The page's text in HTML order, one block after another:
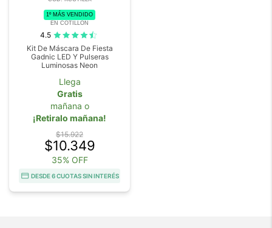
1º MÁS VENDIDO
EN COTILLON
4.5
Kit De Máscara De Fiesta
Gadnic LED Y Pulseras
Luminosas Neon
Llega
Gratis
mañana o
¡Retiralo mañana!
$15.922
$10.349
35% OFF
DESDE 6 CUOTAS SIN INTERÉS